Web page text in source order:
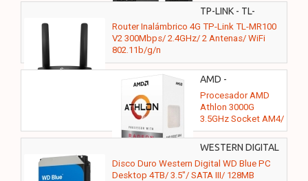
TP-LINK - TL-
MR100 V2
Router Inalámbrico 4G TP-Link TL-MR100
V2 300Mbps/ 2.4GHz/ 2 Antenas/ WiFi
802.11b/g/n
AMD -
YD3000C6M2OFH
12U
Procesador AMD
Athlon 3000G
3.5GHz Socket AM4/
Pack de 12
Unidades
WESTERN DIGITAL
- WD40EZZX
Disco Duro Western Digital WD Blue PC
Desktop 4TB/ 3.5"/ SATA III/ 128MB